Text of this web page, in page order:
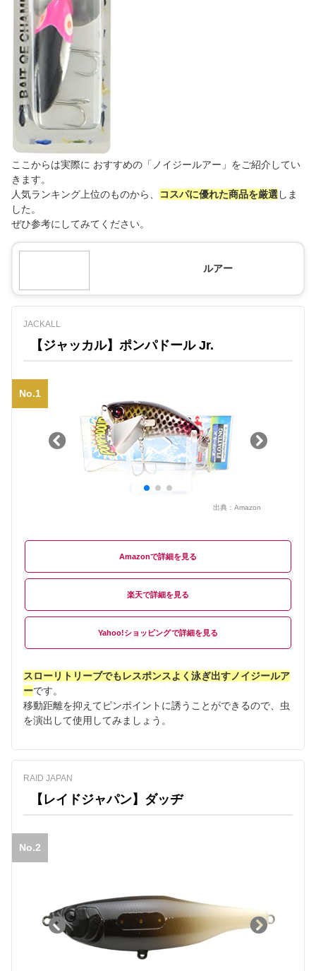
ここからは実際に おすすめの「ノイジールアー」をご紹介してい
きます。
人気ランキング上位のものから、
コスパに優れた商品を厳選 しま
した。
ぜひ参考にしてみてください。
ルアー
JACKALL
【ジャッカル】ポンパドール Jr.
No.1
出典： Amazon
Amazon
楽天
Yahoo!ショッピング
スローリトリーブでもレスポンスよく泳ぎ出すノイジールア
ーです。
移動距離を抑えてピンポイントに誘うことができるので、虫
を演出して使用してみましょう。
RAID JAPAN
【レイドジャパン】ダッヂ
No.2